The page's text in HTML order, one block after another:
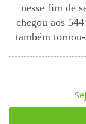
nesse fim de
chegou aos
também